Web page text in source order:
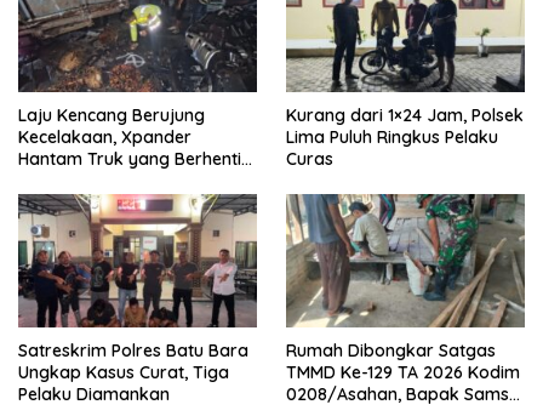
Laju Kencang Berujung
Kecelakaan, Xpander
Hantam Truk yang Berhenti
Kurang dari 1×24 Jam, Polsek
Lima Puluh Ringkus Pelaku
Curas
Satreskrim Polres Batu Bara
Ungkap Kasus Curat, Tiga
Pelaku Diamankan
Rumah Dibongkar Satgas
TMMD Ke-129 TA 2026 Kodim
0208/Asahan, Bapak Samsul